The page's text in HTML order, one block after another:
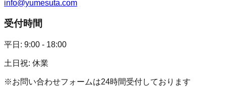
info@yumesuta.com
受付時間
平日: 9:00 - 18:00
土日祝: 休業
※お問い合わせフォームは24時間受付しております